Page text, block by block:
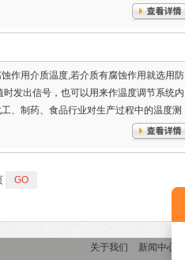
作用介质温度,若介质有腐蚀作用就选用防
发出信号，也可以用来作温度调节系统内
、制药、食品行业对生产过程中的温度测
关于我们 新闻中心